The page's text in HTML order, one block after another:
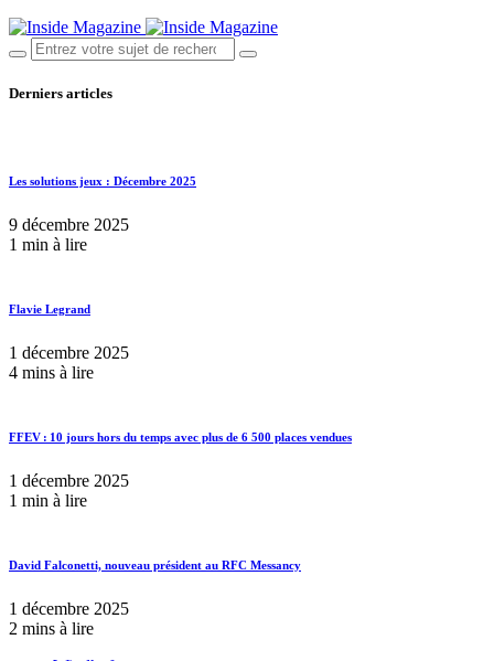
Derniers articles
Les solutions jeux : Décembre 2025
9 décembre 2025
1 min à lire
Flavie Legrand
1 décembre 2025
4 mins à lire
FFEV : 10 jours hors du temps avec plus de 6 500 places vendues
1 décembre 2025
1 min à lire
David Falconetti, nouveau président au RFC Messancy
1 décembre 2025
2 mins à lire